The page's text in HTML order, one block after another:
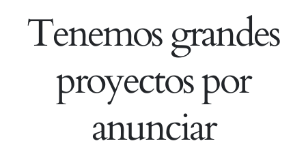
Tenemos grandes
proyectos por
anunciar